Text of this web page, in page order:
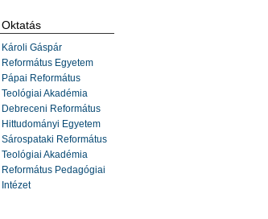
Oktatás
Károli Gáspár
Református Egyetem
Pápai Református
Teológiai Akadémia
Debreceni Református
Hittudományi Egyetem
Sárospataki Református
Teológiai Akadémia
Református Pedagógiai
Intézet